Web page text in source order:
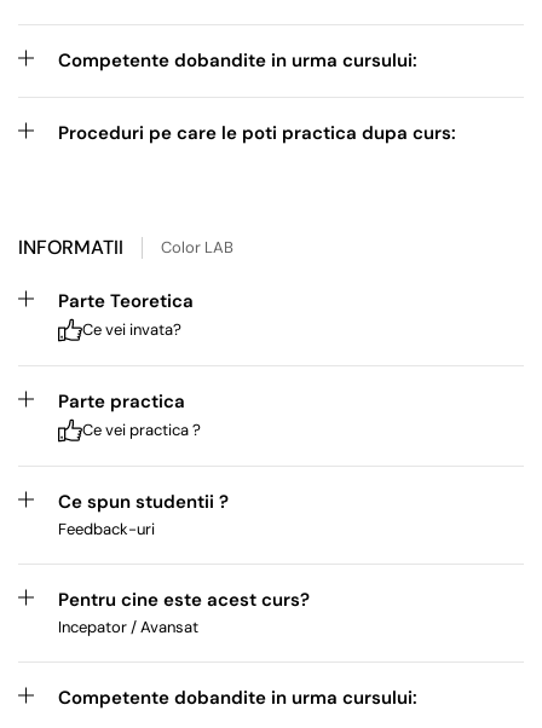
Competente dobandite in urma cursului:
Proceduri pe care le poti practica dupa curs:
INFORMATII Color LAB
Parte Teoretica
Ce vei invata?
Parte practica
Ce vei practica ?
Ce spun studentii ?
Feedback-uri
Pentru cine este acest curs?
Incepator / Avansat
Competente dobandite in urma cursului: